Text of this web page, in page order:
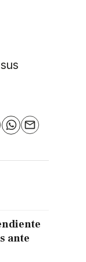
WhatsApp
Email
ante